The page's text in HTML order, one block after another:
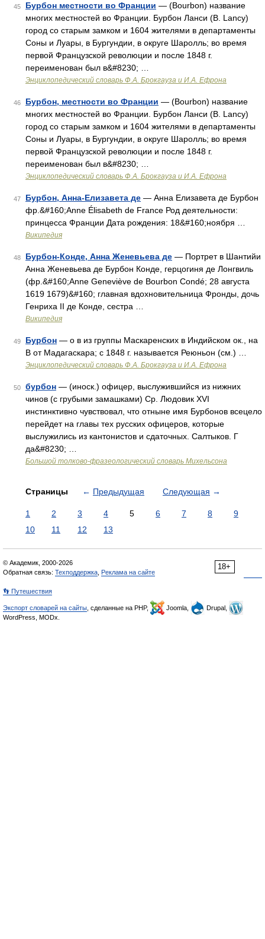
45 Бурбон местности во Франции — (Bourbon) название
многих местностей во Франции. Бурбон Ланси (B. Lancy)
город со старым замком и 1604 жителями в департаменты
Соны и Луары, в Бургундии, в округе Шаролль; во время
первой Французской революции и после 1848 г.
переименован был в&#8230; …
Энциклопедический словарь Ф.А. Брокгауза и И.А. Ефрона
46 Бурбон, местности во Франции — (Bourbon) название
многих местностей во Франции. Бурбон Ланси (B. Lancy)
город со старым замком и 1604 жителями в департаменты
Соны и Луары, в Бургундии, в округе Шаролль; во время
первой Французской революции и после 1848 г.
переименован был в&#8230; …
Энциклопедический словарь Ф.А. Брокгауза и И.А. Ефрона
47 Бурбон, Анна-Елизавета де — Анна Елизавета де Бурбон
фр.&#160;Anne Élisabeth de France Род деятельности:
принцесса Франции Дата рождения: 18&#160;ноября …
Википедия
48 Бурбон-Конде, Анна Женевьева де — Портрет в Шантийи
Анна Женевьева де Бурбон Конде, герцогиня де Лонгвиль
(фр.&#160;Anne Geneviève de Bourbon Condé; 28 августа
1619 1679)&#160; главная вдохновительница Фронды, дочь
Генриха II де Конде, сестра …
Википедия
49 Бурбон — о в из группы Маскаренских в Индийском ок., на
В от Мадагаскара; с 1848 г. называется Реюньон (см.) …
Энциклопедический словарь Ф.А. Брокгауза и И.А. Ефрона
50 бурбон — (иноск.) офицер, выслужившийся из нижних
чинов (с грубыми замашками) Ср. Людовик XVI
инстинктивно чувствовал, что отныне имя Бурбонов всецело
перейдет на главы тех русских офицеров, которые
выслужились из кантонистов и сдаточных. Салтыков. Г
да&#8230; …
Большой толково-фразеологический словарь Михельсона
Страницы ← Предыдущая Следующая →
1 2 3 4 5 6 7 8
9
10
11 12 13
18+
© Академик, 2000-2026
Обратная связь: Техподдержка Реклама на сайте
👣 Путешествия
Экспорт словарей на сайты , сделанные на PHP, Joomla,
Drupal,
WordPress, MODx.